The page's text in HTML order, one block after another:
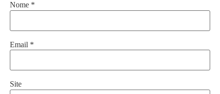
Nome *
Email *
Site